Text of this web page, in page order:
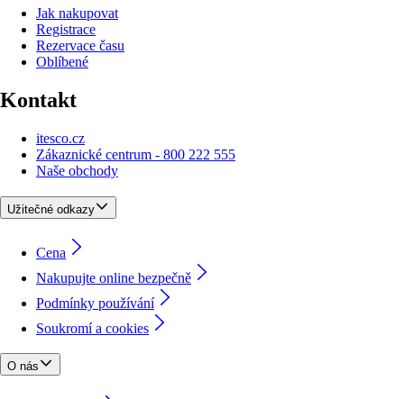
Jak nakupovat
Registrace
Rezervace času
Oblíbené
Kontakt
itesco.cz
Zákaznické centrum - 800 222 555
Naše obchody
Užitečné odkazy
Cena
Nakupujte online bezpečně
Podmínky používání
Soukromí a cookies
O nás